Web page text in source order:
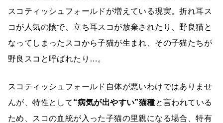
スコティッシュフォールドが増えている現実。折れ耳ス
コが人気の陰で、立ち耳スコが放棄されたり、野良猫と
なってしまったスコから子猫が生まれ、その子猫たちが
野良スコと呼ばれたり…。
スコティッシュフォールド自体が悪いわけではありませ
んが、特性として“病気が出やすい”猫種と言われている
ため、スコの血統が入った子猫の里親になる場合、特有